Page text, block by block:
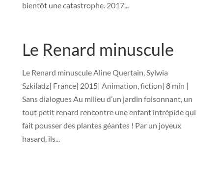
bientôt une catastrophe. 2017...
Le Renard minuscule
Le Renard minuscule Aline Quertain, Sylwia
Szkiladz| France| 2015| Animation, fiction| 8 min |
Sans dialogues Au milieu d’un jardin foisonnant, un
tout petit renard rencontre une enfant intrépide qui
fait pousser des plantes géantes ! Par un joyeux
hasard, ils...